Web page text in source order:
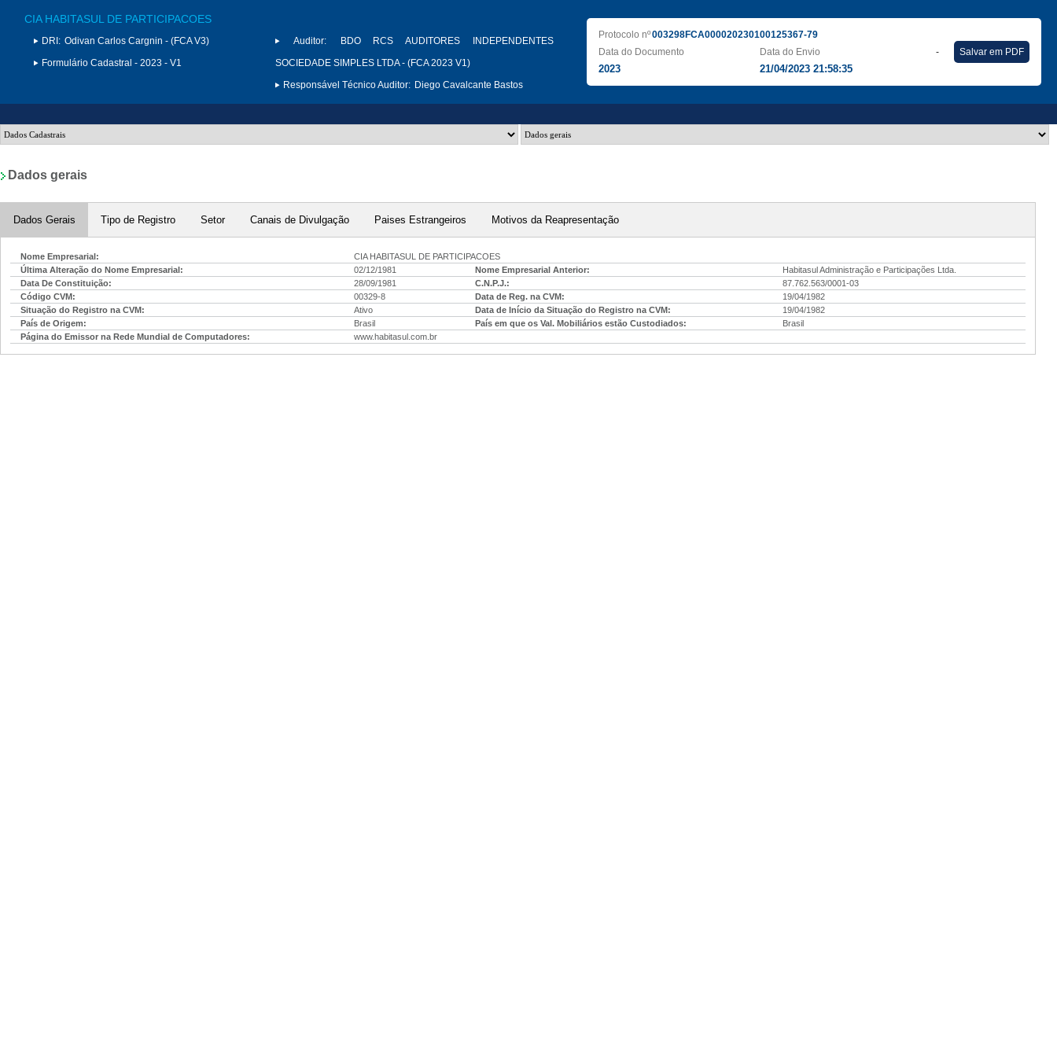
CIA HABITASUL DE PARTICIPACOES
DRI: Odivan Carlos Cargnin - (FCA V3)
Formulário Cadastral - 2023 - V1
Auditor:
BDO RCS AUDITORES INDEPENDENTES
SOCIEDADE SIMPLES LTDA - (FCA 2023 V1)
Responsável Técnico Auditor: Diego Cavalcante Bastos
Protocolo nº003298FCA000020230100125367-79
Data do Documento
2023
Data do Envio
21/04/2023 21:58:35
- Salvar em PDF